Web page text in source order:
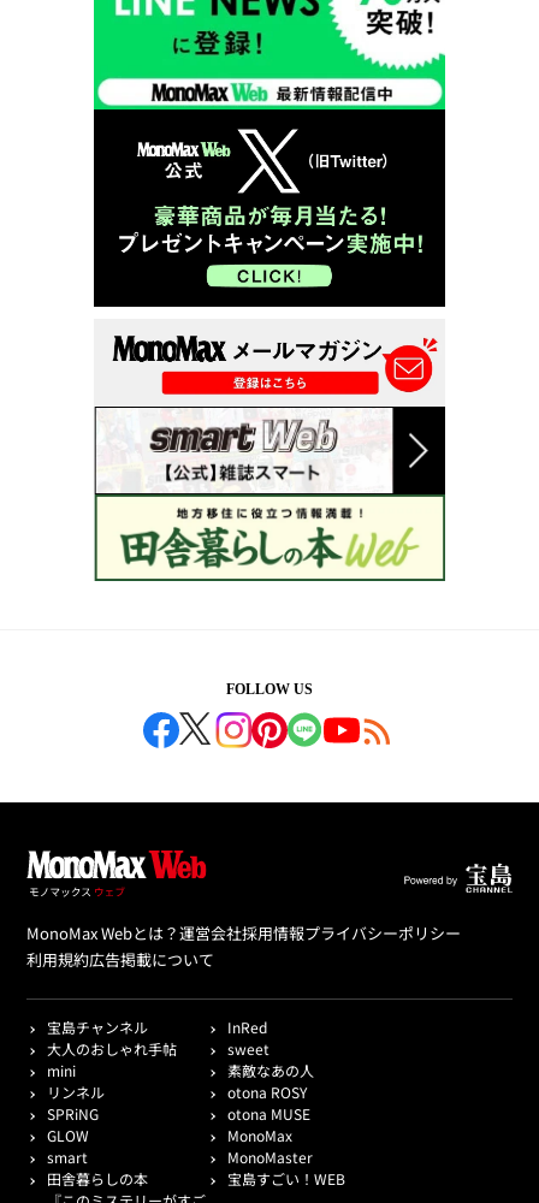
FOLLOW US
MonoMax Webとは？運営会社採用情報プライバシーポリシー
利用規約広告掲載について
宝島チャンネル
InRed
大人のおしゃれ手帖
sweet
mini
素敵なあの人
リンネル
otona ROSY
SPRiNG
otona MUSE
GLOW
MonoMax
smart
MonoMaster
田舎暮らしの本
宝島すごい！WEB